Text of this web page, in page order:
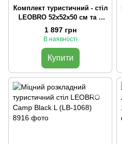
Комплект туристичний - стіл
LEOBRO 52x52x50 см та 2
крісла Lite Military
1 897 грн
В наявності
Купити